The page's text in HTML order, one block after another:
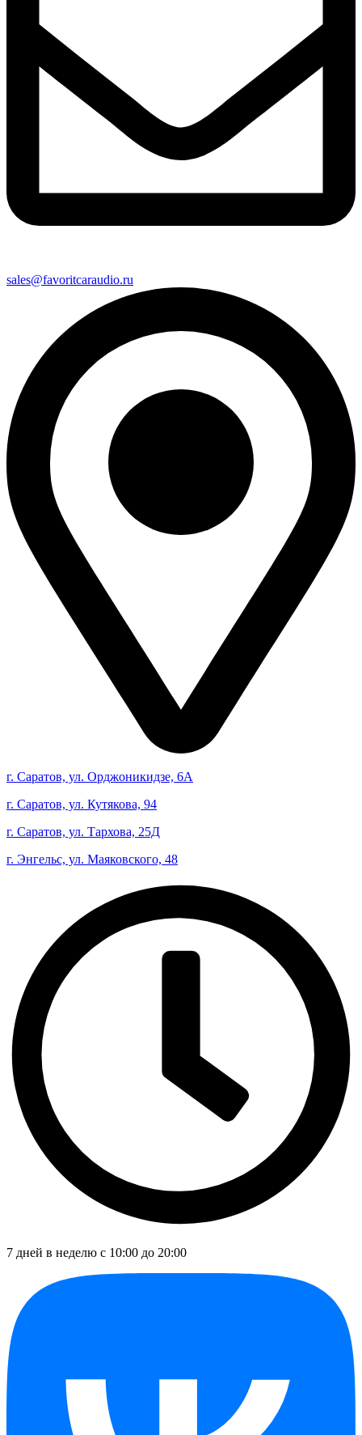
sales@favoritcaraudio.ru
г. Саратов, ул. Орджоникидзе, 6А
г. Саратов, ул. Кутякова, 94
г. Саратов, ул. Тархова, 25Д
г. Энгельс, ул. Маяковского, 48
7 дней в неделю с 10:00 до 20:00